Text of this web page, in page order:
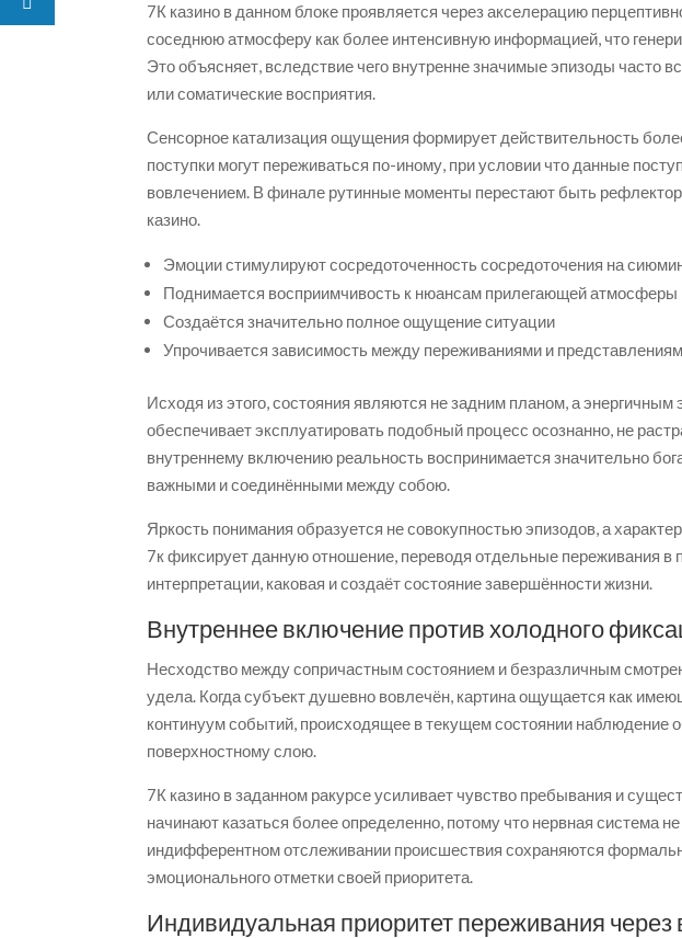
7К казино в данном блоке проявляется через акселерацию
соседнюю атмосферу как более интенсивную информацией, что
Это объясняет, вследствие чего внутренне значимые эпизоды часто
или соматические восприятия.
Сенсорное катализация ощущения формирует действительность
поступки могут переживаться по-иному, при условии что данные
вовлечением. В финале рутинные моменты перестают быть
казино.
Эмоции стимулируют сосредоточенность сосредоточения на
Поднимается восприимчивость к нюансам прилегающей атмосферы
Создаётся значительно полное ощущение ситуации
Упрочивается зависимость между переживаниями и
Исходя из этого, состояния являются не задним планом, а
обеспечивает эксплуатировать подобный процесс осознанно, не
внутреннему включению реальность воспринимается значительно
важными и соединёнными между собою.
Яркость понимания образуется не совокупностью эпизодов, а
7к фиксирует данную отношение, переводя отдельные переживания в
интерпретации, каковая и создаёт состояние завершённости жизни.
Внутреннее включение против холодного
Несходство между сопричастным состоянием и безразличным
удела. Когда субъект душевно вовлечён, картина ощущается как
континуум событий, происходящее в текущем состоянии наблюдение
поверхностному слою.
7К казино в заданном ракурсе усиливает чувство пребывания и
начинают казаться более определенно, потому что нервная система
индифферентном отслеживании происшествия сохраняются
эмоционального отметки своей приоритета.
Индивидуальная приоритет переживания